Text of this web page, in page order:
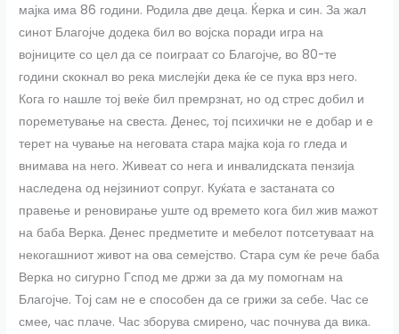
мајка има 86 години. Родила две деца. Ќерка и син. За жал
синот Благојче додека бил во војска поради игра на
војниците со цел да се поиграат со Благојче, во 80-те
години скокнал во река мислејќи дека ќе се пука врз него.
Кога го нашле тој веќе бил премрзнат, но од стрес добил и
пореметување на свеста. Денес, тој психички не е добар и е
терет на чување на неговата стара мајка која го гледа и
внимава на него. Живеат со нега и инвалидската пензија
наследена од нејзиниот сопруг. Куќата е застаната со
правење и реновирање уште од времето кога бил жив мажот
на баба Верка. Денес предметите и мебелот потсетуваат на
некогашниот живот на ова семејство. Стара сум ќе рече баба
Верка но сигурно Гспод ме држи за да му помогнам на
Благојче. Тој сам не е способен да се грижи за себе. Час се
смее, час плаче. Час зборува смирено, час почнува да вика.